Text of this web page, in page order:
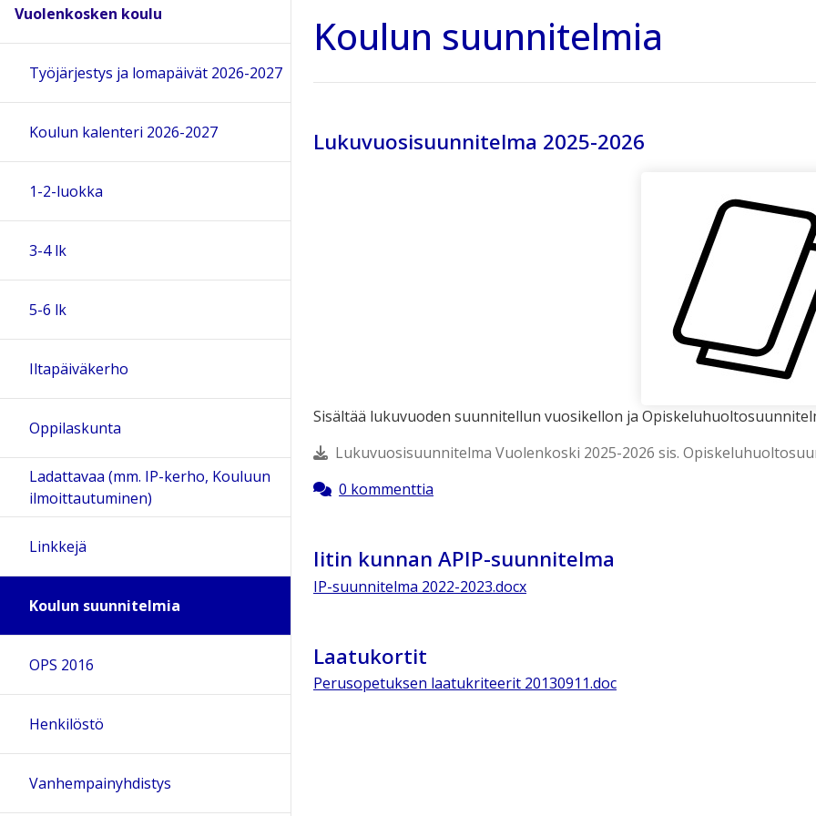
Koulun suunnitelmia
Lukuvuosisuunnitelma 2025-2026
Sisältää lukuvuoden suunnitellun vuosikellon ja
Lukuvuosisuunnitelma Vuolenkoski 2025-2026 sis.
0 kommenttia
Iitin kunnan APIP-suunnitelma
IP-suunnitelma 2022-2023.docx
Laatukortit
Perusopetuksen laatukriteerit 20130911.doc
Vuolenkosken koulu
Työjärjestys ja lomapäivät 2026-2027
Koulun kalenteri 2026-2027
1-2-luokka
3-4 lk
5-6 lk
Iltapäiväkerho
Oppilaskunta
Ladattavaa (mm. IP-kerho, Kouluun
ilmoittautuminen)
Linkkejä
Koulun suunnitelmia
OPS 2016
Henkilöstö
Vanhempainyhdistys